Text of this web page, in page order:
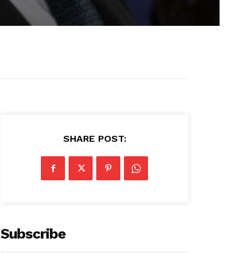
SHARE POST:
Subscribe